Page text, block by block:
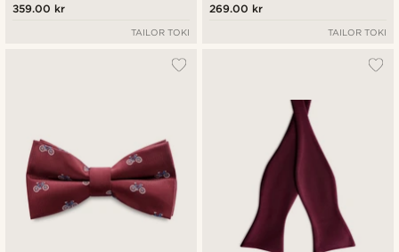
359.00 kr
TAILOR TOKI
269.00 kr
TAILOR TOKI